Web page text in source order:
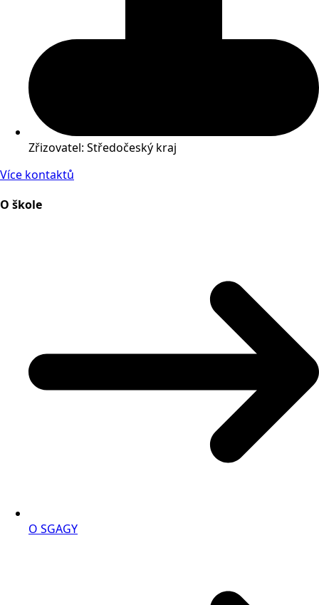
Zřizovatel: Středočeský kraj
Více kontaktů
O škole
O SGAGY